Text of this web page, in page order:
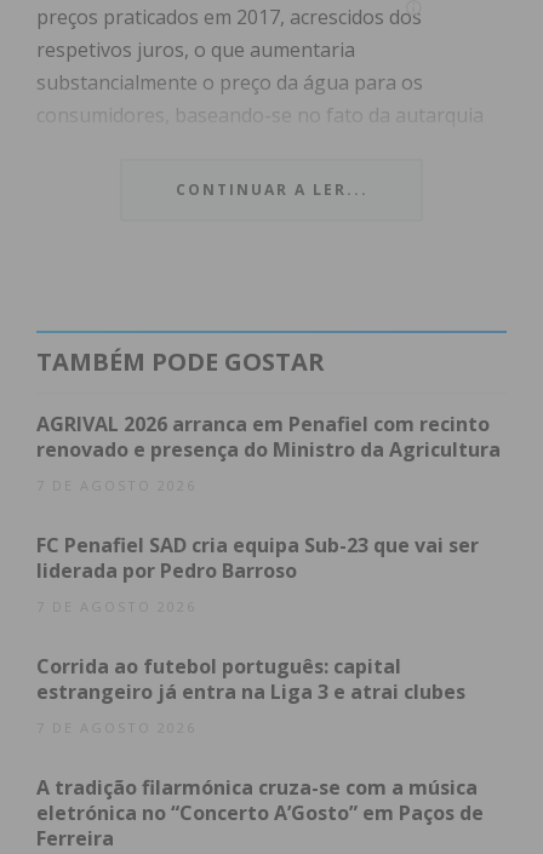
preços praticados em 2017, acrescidos dos
respetivos juros, o que aumentaria
substancialmente o preço da água para os
consumidores, baseando-se no fato da autarquia
que permitiu a sua redução.
que entraria em vigor a 1 deste mês (outubro).
implementar o novo tarifário mas, ao abrigo do
previsto no Contrato de Concessão, remete a
decisão final para uma Comissão Arbitral Paritária a
Imediato
Assine nossa newsletter por e-mail e
atualizada.
CONTINUAR A LER...
TAMBÉM PODE GOSTAR
AGRIVAL 2026 arranca em Penafiel com recinto
renovado e presença do Ministro da Agricultura
7 DE AGOSTO 2026
FC Penafiel SAD cria equipa Sub-23 que vai ser
liderada por Pedro Barroso
7 DE AGOSTO 2026
Corrida ao futebol português: capital
estrangeiro já entra na Liga 3 e atrai clubes
7 DE AGOSTO 2026
A tradição filarmónica cruza-se com a música
eletrónica no “Concerto A’Gosto” em Paços de
Ferreira